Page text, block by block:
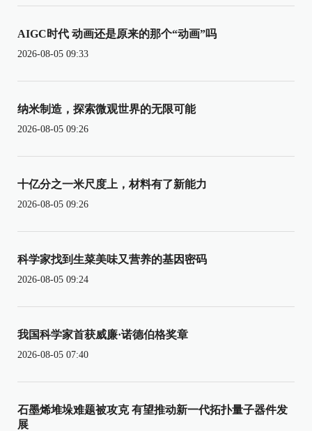
AIGC时代 动画还是原来的那个“动画”吗
2026-08-05 09:33
纳米制造，探索微观世界的无限可能
2026-08-05 09:26
十亿分之一米尺度上，材料有了新能力
2026-08-05 09:26
科学家找到生菜美味又营养的基因密码
2026-08-05 09:24
我国科学家首获威廉·诺德伯格奖章
2026-08-05 07:40
石墨烯堆垛难题被攻克 有望推动新一代拓扑量子器件发
展